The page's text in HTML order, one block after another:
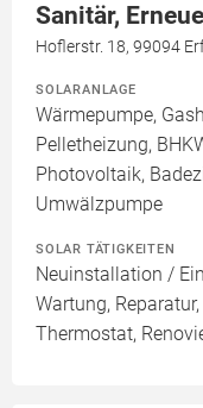
Sanitär,
Hoflerstr. 18, 99094
SOLARANLAGE
Wärmepumpe,
Pelletheizung,
Photovoltaik,
Umwälzpumpe
SOLAR TÄTIGKEITEN
Neuinstallation /
Wartung,
Thermostat,